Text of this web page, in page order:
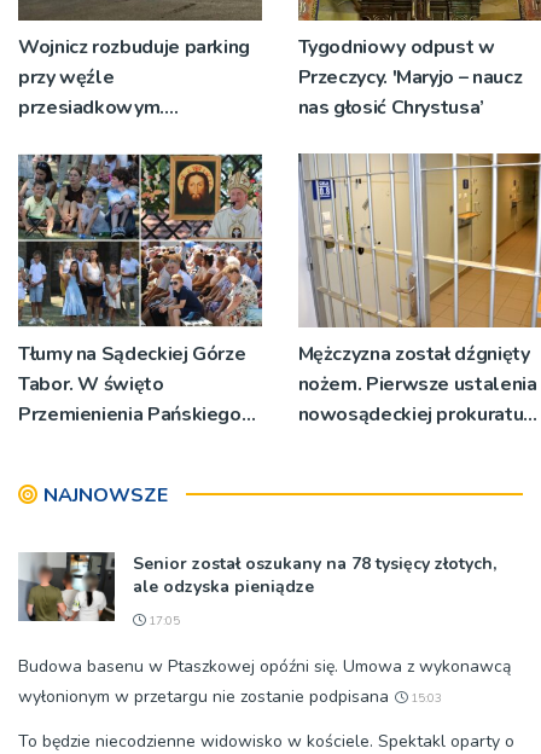
Wojnicz rozbuduje parking
przy węźle
przesiadkowym.
miejsc
Tygodniowy odpust w
Przeczycy. 'Maryjo – naucz
nas głosić Chrystusa’
Tłumy na Sądeckiej Górze
Tabor. W święto
Przemienienia Pańskiego
[ZDJĘCIA]
Mężczyzna został dźgnięty
nożem. Pierwsze ustalenia
nowosądeckiej prokuratury
NAJNOWSZE
Senior został oszukany na 78 tysięcy złotych,
ale odzyska pieniądze
17:05
Budowa basenu w Ptaszkowej opóźni się. Umowa z wykonawcą
wyłonionym w przetargu nie zostanie podpisana
15:03
To będzie niecodzienne widowisko w kościele. Spektakl oparty o